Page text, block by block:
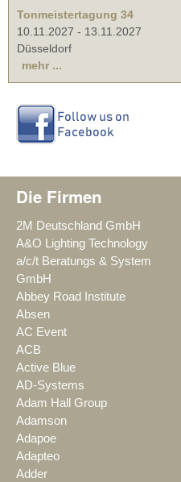
Tonmeistertagung 34
10.11.2027 - 13.11.2027
Düsseldorf
mehr ...
Die Firmen
2M Deutschland GmbH
A&O Lighting Technology
a/c/t Beratungs & System
GmbH
Abbey Road Institute
Absen
AC Event
ACB
Active Blue
AD-Systems
Adam Hall Group
Adamson
Adapoe
Adapteo
Adder